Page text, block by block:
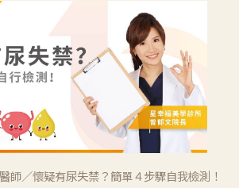
師／懷疑有尿失禁？簡單４步驟自我檢測！